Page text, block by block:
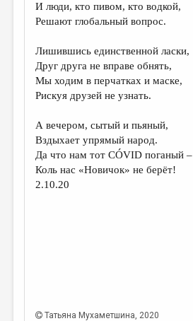
ДАЙДЖЕСТ
ПЕРЕВОДЫ
КОНКУРСЫ
КНИЖНАЯ ПОЛКА
ОБЗОР ЛИТЕРАТУРЫ
СТРАНИЦЫ ПАМЯТИ
МАЛАЯ ПРОЗА
И люди, кто пивом, кто водкой,
Решают глобальный вопрос.
Лишившись единственной ласки,
Друг друга не вправе обнять,
Мы ходим в перчатках и маске,
Рискуя друзей не узнать.
А вечером, сытый и пьяный,
Вздыхает упрямый народ.
Да что нам тот CÓVID поганый –
Коль нас «Новичок» не берёт!
2.10.20
Татьяна Мухаметшина, 2020